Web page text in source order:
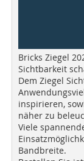
Bricks Ziegel
Sichtbarkeit
Dem Ziegel
inspirieren,
näher zu
Viele
Bandbreite.